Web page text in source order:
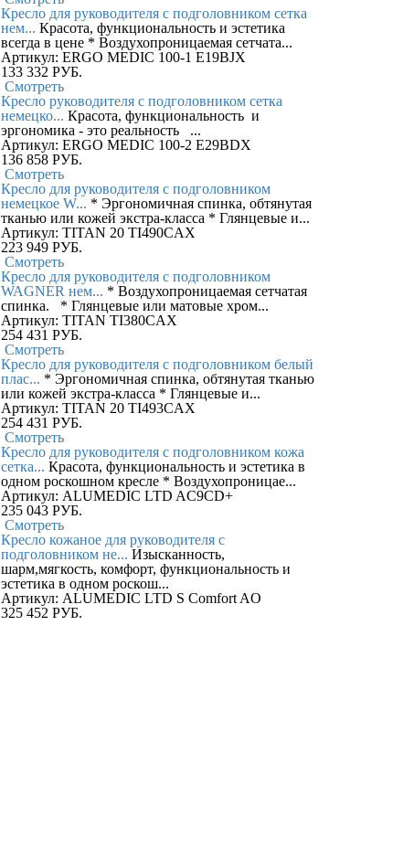
Кресло для руководителя c подголовником сетка
нем... Красота, функциональность и эстетика
всегда в цене * Воздухопроницаемая сетчата...
Артикул: ERGO MEDIC 100-1 E19BJX
133 332 РУБ.
Смотреть
Кресло руководителя с подголовником сетка
немецко... Красота, функциональность и
эргономика - это реальность ...
Артикул: ERGO MEDIC 100-2 E29BDX
136 858 РУБ.
Смотреть
Кресло для руководителя с подголовником
немецкое W... * Эргономичная спинка, обтянутая
тканью или кожей экстра-класса * Глянцевые и...
Артикул: TITAN 20 TI490CAX
223 949 РУБ.
Смотреть
Кресло для руководителя с подголовником
WAGNER нем... * Воздухопроницаемая сетчатая
спинка. * Глянцевые или матовые хром...
Артикул: TITAN TI380CAX
254 431 РУБ.
Смотреть
Кресло для руководителя с подголовником белый
плас... * Эргономичная спинка, обтянутая тканью
или кожей экстра-класса * Глянцевые и...
Артикул: TITAN 20 TI493CAX
254 431 РУБ.
Смотреть
Кресло для руководителя c подголовником кожа
сетка... Красота, функциональность и эстетика в
одном роскошном кресле * Воздухопроницае...
Артикул: ALUMEDIC LTD AC9CD+
235 043 РУБ.
Смотреть
Кресло кожаное для руководителя c
подголовником не... Изысканность,
шарм,мягкость, комфорт, функциональность и
эстетика в одном роскош...
Артикул: ALUMEDIC LTD S Comfort AO
325 452 РУБ.